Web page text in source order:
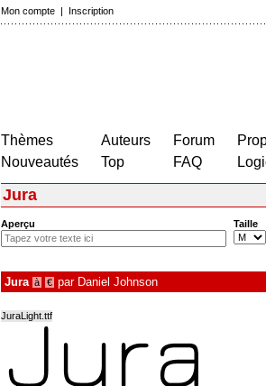
Mon compte | Inscription
Thèmes
Nouveautés
Auteurs
Top
Forum
FAQ
Jura
Aperçu Taille
Jura à € par Daniel Johnson
JuraLight.ttf